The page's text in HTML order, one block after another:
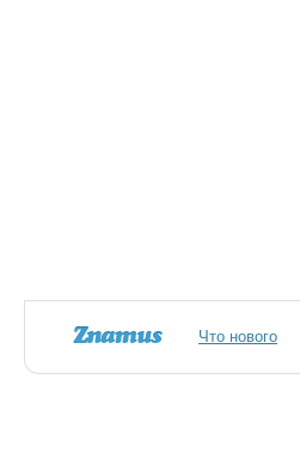
Что нового